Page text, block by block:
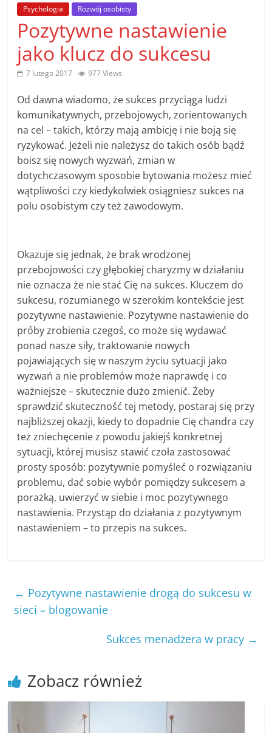
poradniki.
Porady
praktyczne
wskazówki
poradniki
na
każdy
temat
Psychologia Rozwój osobisty
Pozytywne nastawienie
jako klucz do sukcesu
7 lutego 2017 977 Views
Od dawna wiadomo, że sukces przyciąga ludzi
komunikatywnych, przebojowych, zorientowanych
na cel – takich, którzy mają ambicję i nie boją się
ryzykować. Jeżeli nie należysz do takich osób bądź
boisz się nowych wyzwań, zmian w
dotychczasowym sposobie bytowania możesz mieć
wątpliwości czy kiedykolwiek osiągniesz sukces na
polu osobistym czy też zawodowym.
Okazuje się jednak, że brak wrodzonej
przebojowości czy głębokiej charyzmy w działaniu
nie oznacza że nie stać Cię na sukces. Kluczem do
sukcesu, rozumianego w szerokim kontekście jest
pozytywne nastawienie. Pozytywne nastawienie do
próby zrobienia czegoś, co może się wydawać
ponad nasze siły, traktowanie nowych
pojawiających się w naszym życiu sytuacji jako
wyzwań a nie problemów może naprawdę i co
ważniejsze – skutecznie dużo zmienić. Żeby
sprawdzić skuteczność tej metody, postaraj się przy
najbliższej okazji, kiedy to dopadnie Cię chandra czy
też zniechęcenie z powodu jakiejś konkretnej
sytuacji, której musisz stawić czoła zastosować
prosty sposób: pozytywnie pomyśleć o rozwiązaniu
problemu, dać sobie wybór pomiędzy sukcesem a
porażką, uwierzyć w siebie i moc pozytywnego
nastawienia. Przystąp do działania z pozytywnym
nastawieniem – to przepis na sukces.
← Pozytywne nastawienie drogą do sukcesu w
sieci – blogowanie
Sukces menadżera w pracy →
Zobacz również